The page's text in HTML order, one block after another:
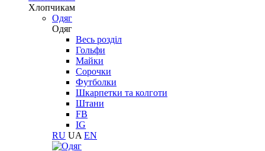
Хлопчикам
Одяг
Одяг
Весь розділ
Гольфи
Майки
Сорочки
Футболки
Шкарпетки та колготи
Штани
FB
IG
RU UA EN